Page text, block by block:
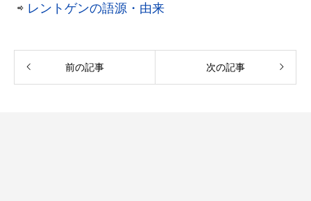
⇨ レントゲンの語源・由来
前の記事 次の記事